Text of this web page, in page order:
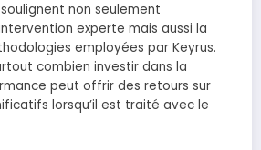
non seulement
experte mais aussi la
employées par Keyrus.
combien investir dans la
peut offrir des retours sur
lorsqu’il est traité avec le